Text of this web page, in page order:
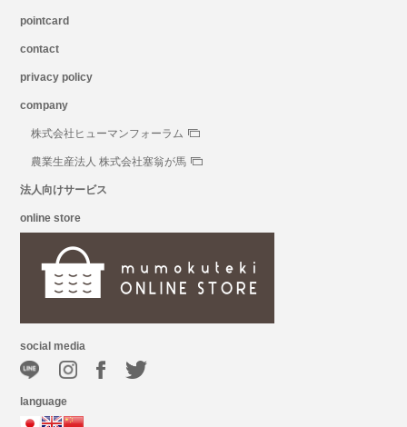
pointcard
contact
privacy policy
company
株式会社ヒューマンフォーラム
農業生産法人 株式会社塞翁が馬
法人向けサービス
online store
social media
language